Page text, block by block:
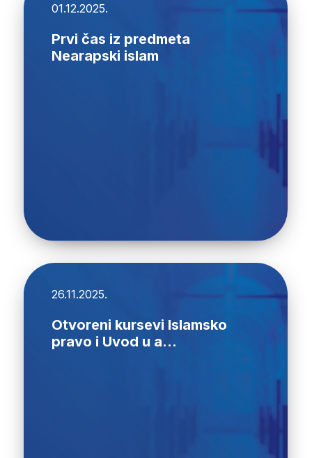
01.12.2025.
Prvi čas iz predmeta
Nearapski islam
26.11.2025.
Otvoreni kursevi Islamsko
pravo i Uvod u a...